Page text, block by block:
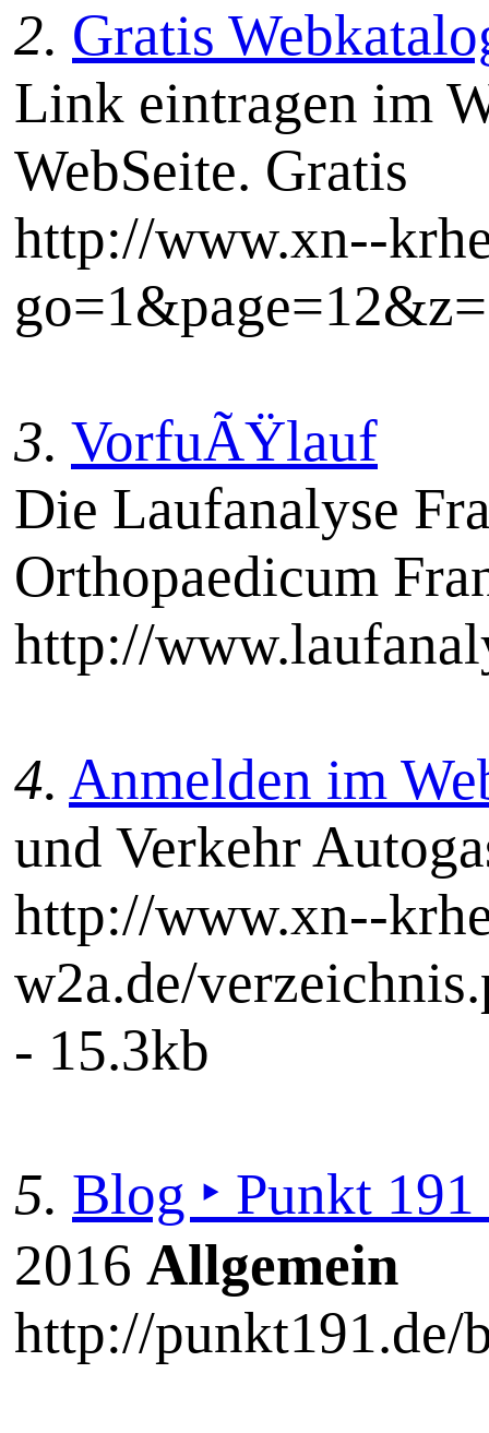
2. Gratis
Link eintragen im
WebSeite. Gratis
http://www.xn--
3. VorfuÃŸlauf
Die Laufanalyse
Orthopaedicum
http://
4. Anmelden im
und Verkehr
http://www.xn--
w2a.de/
- 15.3kb
5. Blog ‣ Punkt
2016 Allgemein
http://punkt191.de/